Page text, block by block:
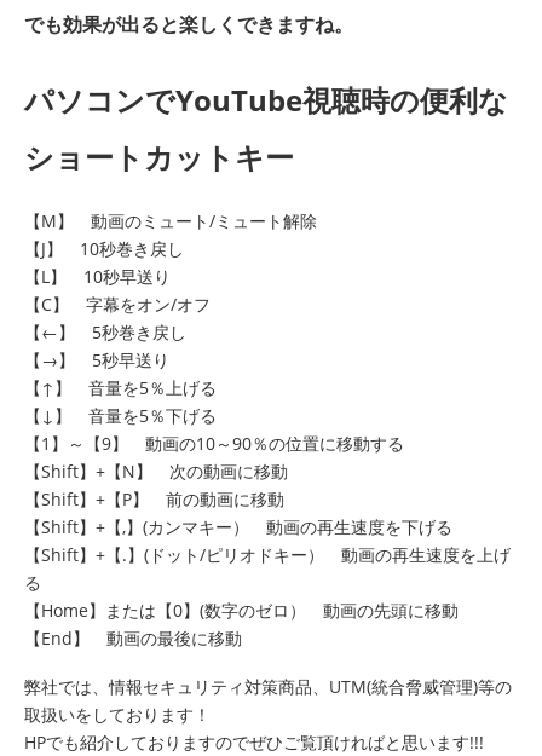
でも効果が出ると楽しくできますね。
パソコンでYouTube視聴時の便利な
ショートカットキー
【M】 動画のミュート/ミュート解除
【J】 10秒巻き戻し
【L】 10秒早送り
【C】 字幕をオン/オフ
【←】 5秒巻き戻し
【→】 5秒早送り
【↑】 音量を5％上げる
【↓】 音量を5％下げる
【1】～【9】 動画の10～90％の位置に移動する
【Shift】+【N】 次の動画に移動
【Shift】+【P】 前の動画に移動
【Shift】+【,】(カンマキー） 動画の再生速度を下げる
【Shift】+【.】(ドット/ピリオドキー） 動画の再生速度を上げ
る
【Home】または【0】(数字のゼロ） 動画の先頭に移動
【End】 動画の最後に移動
弊社では、情報セキュリティ対策商品、UTM(統合脅威管理)等の
取扱いをしております！
HPでも紹介しておりますのでぜひご覧頂ければと思います!!!